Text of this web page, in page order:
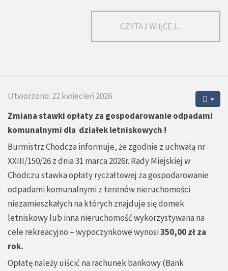
CZYTAJ WIĘCEJ...
Utworzono: 22 kwiecień 2026
Zmiana stawki opłaty za gospodarowanie odpadami
komunalnymi dla działek letniskowych !
Burmistrz Chodcza informuje, że zgodnie z uchwałą nr
XXIII/150/26 z dnia 31 marca 2026r. Rady Miejskiej w
Chodczu stawka opłaty ryczałtowej za gospodarowanie
odpadami komunalnymi z terenów nieruchomości
niezamieszkałych na których znajduje się domek
letniskowy lub inna nieruchomość wykorzystywana na
cele rekreacyjno – wypoczynkowe wynosi350,00 zł za
rok.
Opłatę należy uiścić na rachunek bankowy (Bank